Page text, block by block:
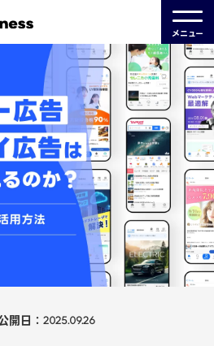
メニュー
開日： 2025.09.26